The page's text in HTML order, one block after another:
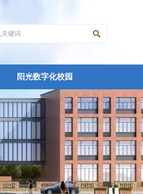
阳光数字化校园